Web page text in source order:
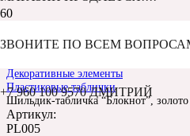
ЗВОНИТЕ ПО ВСЕМ
+7 960 100 9570 ДМИТРИЙ
Главная
Декоративные элементы
Пластиковые таблички
Шильдик-табличка “Блокнот”, золото
Артикул:
PL005